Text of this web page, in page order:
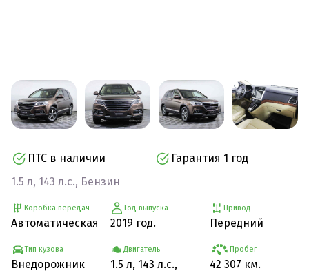
ПТС в наличии
Гарантия 1 год
1.5 л, 143 л.с., Бензин
Коробка передач
Автоматическая
Тип кузова
Внедорожник
Год выпуска
2019 год.
Двигатель
1.5 л, 143 л.с.,
Привод
Передний
Пробег
42 307 км.